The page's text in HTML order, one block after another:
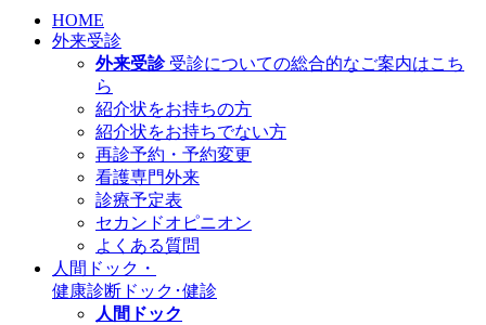
HOME
外来受診
外来受診 受診についての総合的なご案内はこち
ら
紹介状をお持ちの方
紹介状をお持ちでない方
再診予約・予約変更
看護専門外来
診療予定表
セカンドオピニオン
よくある質問
人間ドック・
健康診断 ドック･健診
人間ドック